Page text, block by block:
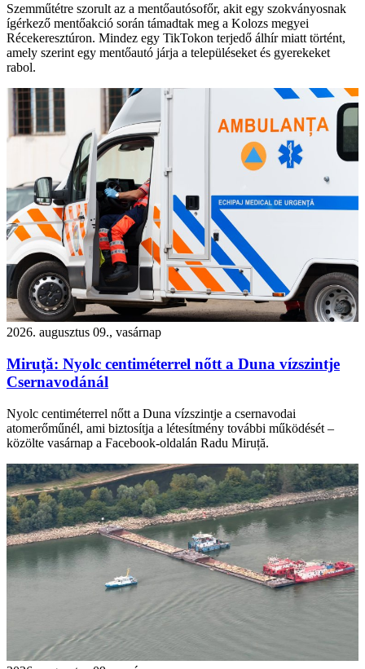
Szemműtétre szorult az a mentőautósofőr, akit egy szokványosnak
ígérkező mentőakció során támadtak meg a Kolozs megyei
Récekeresztúron. Mindez egy TikTokon terjedő álhír miatt történt,
amely szerint egy mentőautó járja a településeket és gyerekeket
rabol.
2026. augusztus 09., vasárnap
Miruță: Nyolc centiméterrel nőtt a Duna vízszintje
Csernavodánál
Nyolc centiméterrel nőtt a Duna vízszintje a csernavodai
atomerőműnél, ami biztosítja a létesítmény további működését –
közölte vasárnap a Facebook-oldalán Radu Miruță.